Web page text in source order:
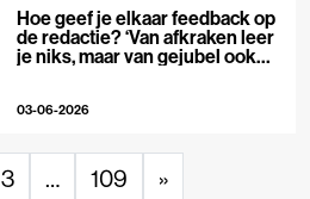
Hoe geef je elkaar feedback op
de redactie? ‘Van afkraken leer
je niks, maar van gejubel ook
03-06-2026
3 … 109 »